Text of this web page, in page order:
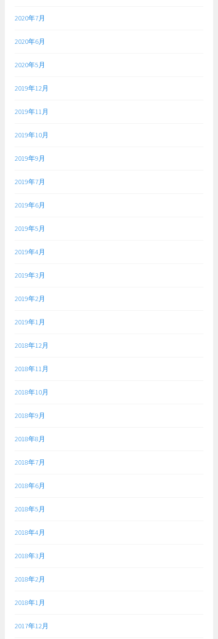
2020年7月
2020年6月
2020年5月
2019年12月
2019年11月
2019年10月
2019年9月
2019年7月
2019年6月
2019年5月
2019年4月
2019年3月
2019年2月
2019年1月
2018年12月
2018年11月
2018年10月
2018年9月
2018年8月
2018年7月
2018年6月
2018年5月
2018年4月
2018年3月
2018年2月
2018年1月
2017年12月